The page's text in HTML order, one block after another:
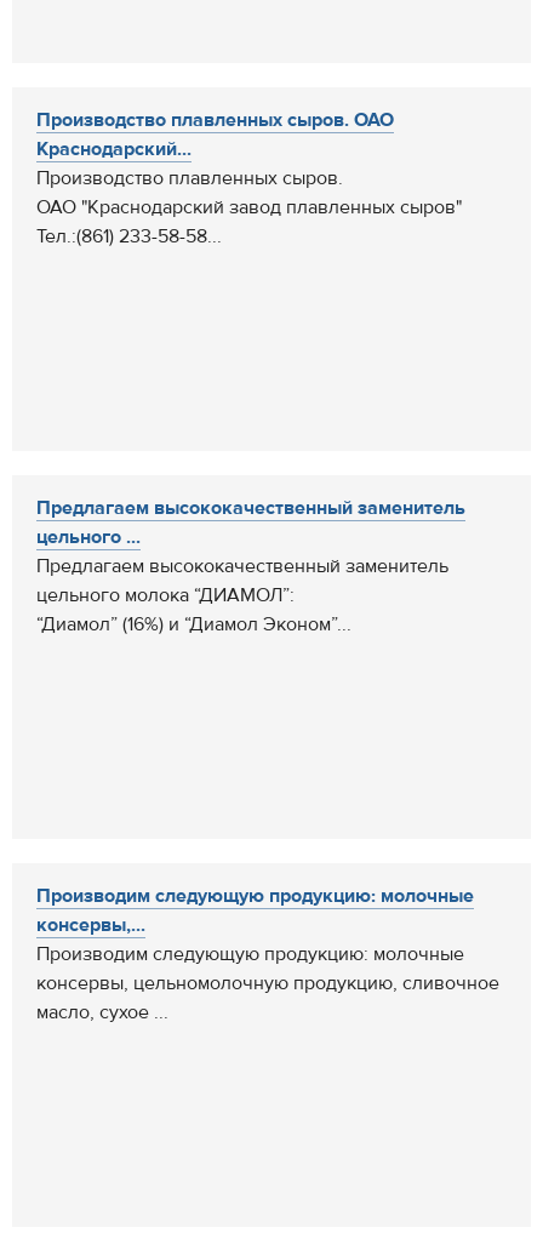
Производство плавленных сыров. ОАО
Краснодарский...
Производство плавленных сыров.
ОАО "Краснодарский завод плавленных сыров"
Тел.:(861) 233-58-58...
Предлагаем высококачественный заменитель
цельного ...
Предлагаем высококачественный заменитель
цельного молока “ДИАМОЛ”:
“Диамол” (16%) и “Диамол Эконом”...
Производим следующую продукцию: молочные
консервы,...
Производим следующую продукцию: молочные
консервы, цельномолочную продукцию, сливочное
масло, сухое ...